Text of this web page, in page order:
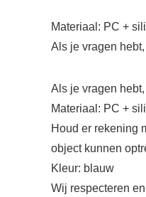
Materiaal: PC +
Als je vragen
Als je vragen
Materiaal: PC +
Houd er rekening
object kunnen
Kleur: blauw
Wij respecteren